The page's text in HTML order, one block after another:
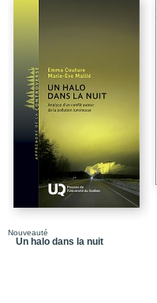
Nouveauté
Un halo dans la nuit